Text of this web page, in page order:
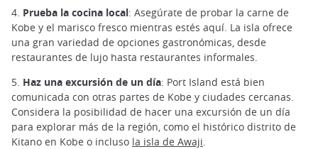
4. Prueba la cocina local: Asegúrate de probar la carne de
Kobe y el marisco fresco mientras estés aquí. La isla ofrece
una gran variedad de opciones gastronómicas, desde
restaurantes de lujo hasta restaurantes informales.
5. Haz una excursión de un día: Port Island está bien
comunicada con otras partes de Kobe y ciudades cercanas.
Considera la posibilidad de hacer una excursión de un día
para explorar más de la región, como el histórico distrito de
Kitano en Kobe o incluso la isla de Awaji.